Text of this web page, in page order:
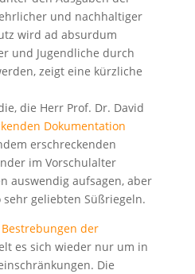
und nachhaltiger
wird ad absurdum
und Jugendliche durch
zeigt eine kürzliche
die Herr Prof. Dr. David
Dokumentation
erschreckenden
im Vorschulalter
auswendig aufsagen, aber
geliebten Süßriegeln.
der
es sich wieder nur um in
Die